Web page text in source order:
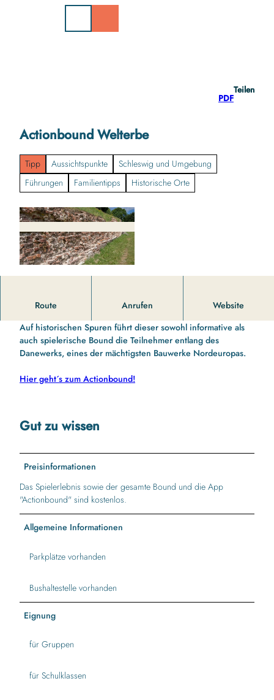
PDF
Teilen
Actionbound Welterbe
Tipp Aussichtspunkte
Schleswig und Umgebung
Führungen
Familientipps Historische Orte
Route Anrufen Website
Am Welterbe Haithabu und Danewerk gibt es vieles zu
Auf historischen Spuren führt dieser sowohl informative als
auch spielerische Bound die Teilnehmer entlang des
Danewerks, eines der mächtigsten Bauwerke Nordeuropas.
Hier geht´s zum Actionbound!
Gut zu wissen
Preisinformationen
Das Spielerlebnis sowie der gesamte Bound und die App
"Actionbound" sind kostenlos.
Allgemeine Informationen
Parkplätze vorhanden
Bushaltestelle vorhanden
Eignung
für Gruppen
für Schulklassen